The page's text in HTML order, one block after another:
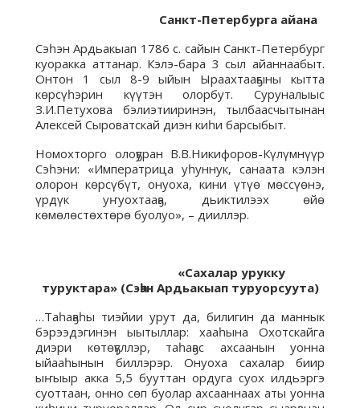
Санкт-Петербурга айана
Сэһэн Ардьакыап 1786 с. сайын Санкт-Петербург
куоракка аттанар. Кэлэ-бара 3 сыл айаннаабыт.
Онтон 1 сыл 8-9 ыйын Ыраахтааҕыны кытта
көрсүһэрин күүтэн олорбут. Суруналыыс
З.И.Петухова бэлиэтииринэн, тылбаасчытынан
Алексей Сыроватскай диэн киһи барсыбыт.
Номохторго олоҕуран В.В.Никифоров-Күлүмнүүр
Сэһэни: «Императрица уһуннук, санаата кэлэн
олорон көрсүбүт, онуоха, кини үтүө мөссүөнэ,
үрдүк уҥуохтааҕа, дьиктилээх өйө
көмөлөстөхтөрө буолуо», – дииллэр.
«Сахалар урукку
туруктара» (Сэһэн Ардьакыап туруорсуута)
…Таһаҕаһы тиэйии урут да, билигин да маннык
бэрээдэгинэн ыытыллар: хааһына Охотскайга
диэри көтөҕүллэр, таһаҕас ахсаанын уонна
ыйааһынын биллэрэр. Онуоха сахалар биир
ыҥыыр акка 5,5 бууттан ордуга суох илдьэргэ
суоттаан, онно сөп буолар ахсааннаах аты уонна